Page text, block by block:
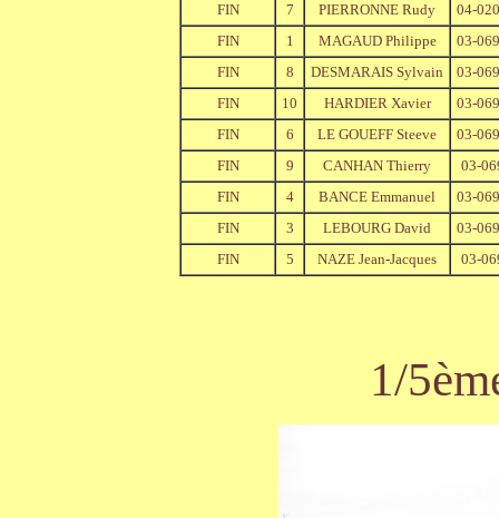
FIN
7 PIERRONNE Rudy
04-
FIN
1 MAGAUD Philippe
03-
FIN
8 DESMARAIS Sylvain
03-
FIN
10 HARDIER Xavier
03-
FIN
6 LE GOUEFF Steeve
03-
FIN
9 CANHAN Thierry
03-
FIN
4 BANCE Emmanuel
03-
FIN
3 LEBOURG David
03-
FIN
5 NAZE Jean-Jacques 03-
1/